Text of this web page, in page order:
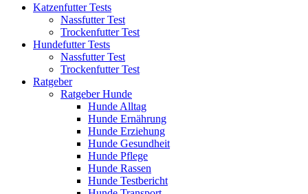
Katzenfutter Tests
Nassfutter Test
Trockenfutter Test
Hundefutter Tests
Nassfutter Test
Trockenfutter Test
Ratgeber
Ratgeber Hunde
Hunde Alltag
Hunde Ernährung
Hunde Erziehung
Hunde Gesundheit
Hunde Pflege
Hunde Rassen
Hunde Testbericht